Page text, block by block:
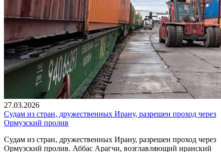
27.03.2026
Судам из стран, дружественных Ирану, разрешен проход через
Ормузский пролив
Судам из стран, дружественных Ирану, разрешен проход через
Ормузский пролив. Аббас Арагчи, возглавляющий иранский